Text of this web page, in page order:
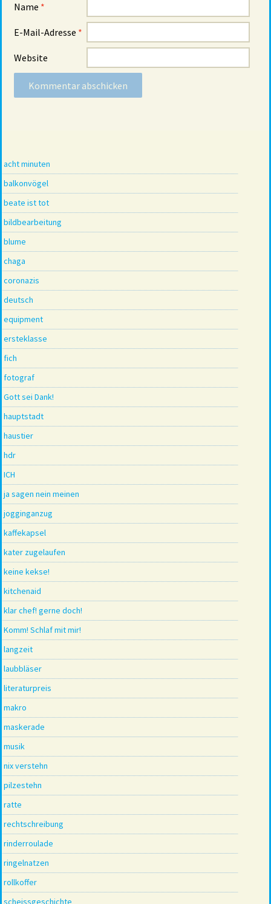
Name *
E-Mail-Adresse *
Website
acht minuten
balkonvögel
beate ist tot
bildbearbeitung
blume
chaga
coronazis
deutsch
equipment
ersteklasse
fich
fotograf
Gott sei Dank!
hauptstadt
haustier
hdr
ICH
ja sagen nein meinen
jogginganzug
kaffekapsel
kater zugelaufen
keine kekse!
kitchenaid
klar chef! gerne doch!
Komm! Schlaf mit mir!
langzeit
laubbläser
literaturpreis
makro
maskerade
musik
nix verstehn
pilzestehn
ratte
rechtschreibung
rinderroulade
ringelnatzen
rollkoffer
scheissgeschichte